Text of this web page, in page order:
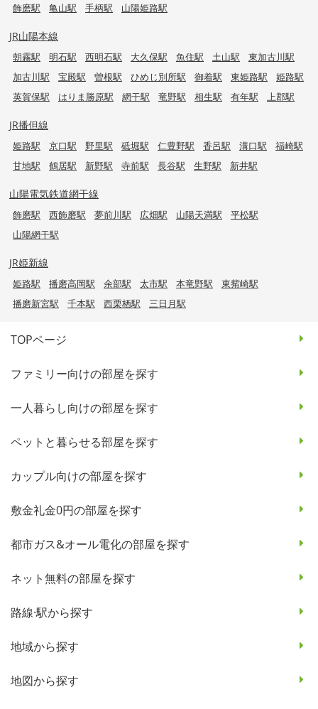
飾磨駅
亀山駅 手柄駅 山陽姫路駅
JR山陽本線
朝霧駅 明石駅 西明石駅 大久保駅 魚住駅 土山駅
東加古川駅
加古川駅
宝殿駅 曽根駅 ひめじ別所駅 御着駅 東姫路駅
姫路駅
英賀保駅
はりま勝原駅 網干駅 竜野駅 相生駅 有年駅 上郡駅
JR播但線
姫路駅 京口駅 野里駅 砥堀駅 仁豊野駅 香呂駅 溝口駅
福崎駅
甘地駅
鶴居駅 新野駅 寺前駅 長谷駅 生野駅 新井駅
山陽電気鉄道網干線
飾磨駅 西飾磨駅 夢前川駅 広畑駅 山陽天満駅
平松駅
山陽網干駅
JR姫新線
姫路駅 播磨高岡駅 余部駅 太市駅 本竜野駅
東觜崎駅
播磨新宮駅
千本駅 西栗栖駅 三日月駅
TOPページ
ファミリー向けの部屋を探す
一人暮らし向けの部屋を探す
ペットと暮らせる部屋を探す
カップル向けの部屋を探す
敷金礼金0円の部屋を探す
都市ガス&オール電化の部屋を探す
ネット無料の部屋を探す
路線·駅から探す
地域から探す
地図から探す